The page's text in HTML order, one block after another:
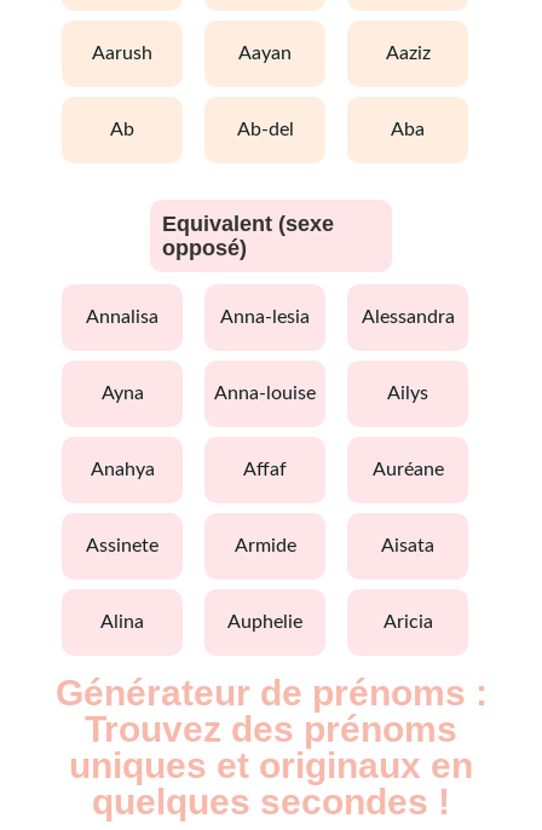
aarush aayan aaziz
ab ab-del aba
Equivalent (sexe
opposé)
annalisa anna-lesia alessandra
ayna anna-louise ailys
anahya affaf auréane
assinete armide aisata
alina auphelie aricia
Générateur de prénoms :
Trouvez des prénoms
uniques et originaux en
quelques secondes !